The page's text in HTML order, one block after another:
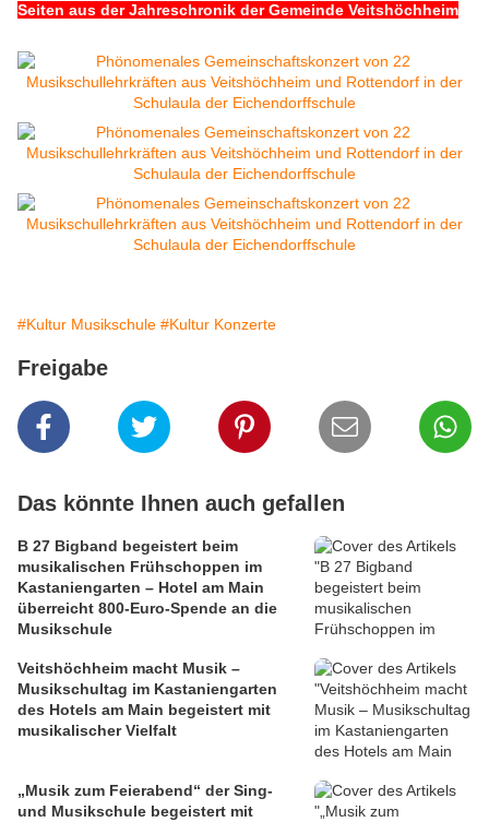
Seiten aus der Jahreschronik der Gemeinde Veitshöchheim
#Kultur Musikschule #Kultur Konzerte
Freigabe
Das könnte Ihnen auch gefallen
B 27 Bigband begeistert beim
musikalischen Frühschoppen im
Kastaniengarten – Hotel am Main
überreicht 800-Euro-Spende an die
Musikschule
Veitshöchheim macht Musik –
Musikschultag im Kastaniengarten
des Hotels am Main begeistert mit
musikalischer Vielfalt
„Musik zum Feierabend“ der Sing-
und Musikschule begeistert mit